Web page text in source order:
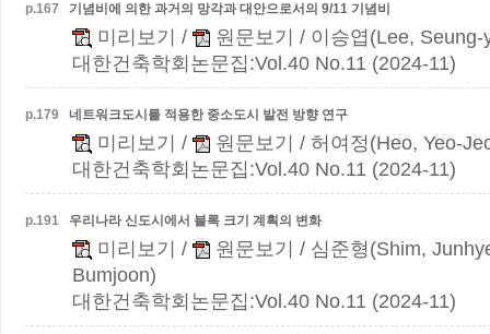
p.167 기념비에 의한 과거의 망각과 대안으로서의 9/11 기념비
미리보기 / 원문보기
/ 이승엽(Lee, Seung-
대한건축학회논문집:Vol.40 No.11 (2024-11)
p.179 네트워크도시를 적용한 중소도시 발전 방향 연구
미리보기 / 원문보기
/ 허여정(Heo, Yeo-
대한건축학회논문집:Vol.40 No.11 (2024-11)
p.191 우리나라 신도시에서 블록 크기 계획의 변화
미리보기 / 원문보기
/ 심준형(Shim,
Bumjoon)
대한건축학회논문집:Vol.40 No.11 (2024-11)